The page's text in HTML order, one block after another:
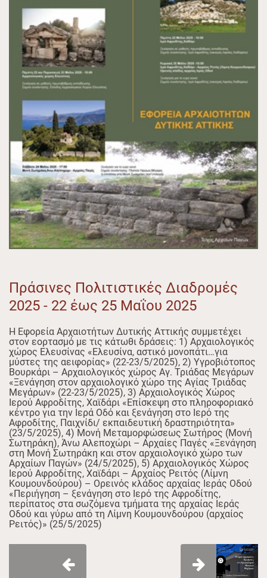
Πράσινες Πολιτιστικές Διαδρομές
2025 - 22 έως 25 Μαΐου 2025
Η Εφορεία Αρχαιοτήτων Δυτικής Αττικής συμμετέχει
στον εορτασμό με τις κάτωθι δράσεις: 1) Αρχαιολογικός
χώρος Ελευσίνας «Ελευσίνα, αστικό μονοπάτι…για
μύστες της αειφορίας» (22-23/5/2025), 2) Υγροβιότοπος
Βουρκάρι – Αρχαιολογικός χώρος Αγ. Τριάδας Μεγάρων
«Ξενάγηση στον αρχαιολογικό χώρο της Αγίας Τριάδας
Μεγάρων» (22-23/5/2025), 3) Αρχαιολογικός Χώρος
Ιερού Αφροδίτης, Χαϊδάρι «Επίσκεψη στο πληροφοριακό
κέντρο για την Ιερά Οδό και ξενάγηση στο Ιερό της
Αφροδίτης, Παιχνίδι/ εκπαιδευτική δραστηριότητα»
(23/5/2025), 4) Μονή Μεταμορφώσεως Σωτήρος (Μονή
Σωτηράκη), Άνω Αλεποχώρι – Αρχαίες Παγές «Ξενάγηση
στη Μονή Σωτηράκη και στον αρχαιολογικό χώρο των
Αρχαίων Παγών» (24/5/2025), 5) Αρχαιολογικός Χώρος
Ιερού Αφροδίτης, Χαϊδάρι – Αρχαίος Ρειτός (Λίμνη
Κουμουνδούρου) – Ορεινός κλάδος αρχαίας Ιεράς Οδού
«Περιήγηση – ξενάγηση στο Ιερό της Αφροδίτης,
περίπατος στα σωζόμενα τμήματα της αρχαίας Ιεράς
Οδού και γύρω από τη Λίμνη Κουμουνδούρου (αρχαίος
Ρειτός)» (25/5/2025)